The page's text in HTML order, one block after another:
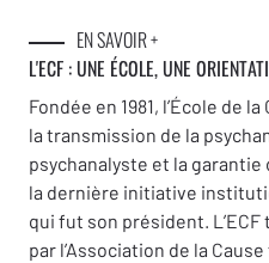
EN SAVOIR +
L'ECF : UNE ÉCOLE, UNE
Fondée en 1981, l’École de
la transmission de la
psychanalyste et la garantie
la dernière initiative
qui fut son président.
par l’Association de la